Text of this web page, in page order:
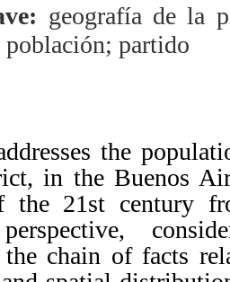
geografía de la
población; partido
the
in the Buenos
the 21st century
the chain of facts